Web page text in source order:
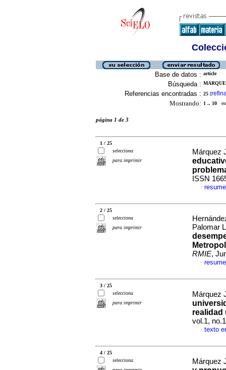
Base de datos : article
Búsqueda :
Referencias encontradas : 25 [
Mostrando: 1 .. 10 en
página 1 de 3
1 / 25
selecciona
para imprimir
Márquez
ISSN
·
2 / 25
selecciona
para imprimir
Palomar
RMIE,
·
3 / 25
selecciona
para imprimir
Márquez
realidad
vol.1,
· texto
4 / 25
selecciona
Márquez